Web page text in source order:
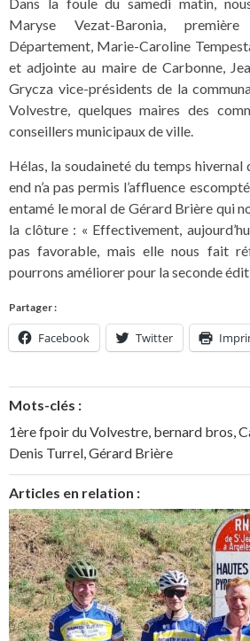
Maryse Vezat-Baronia,
Département, Marie-Caroline
et adjointe au maire de Carbonne,
Grycza vice-présidents de la
Volvestre, quelques maires des
conseillers municipaux de ville.
Hélas, la soudaineté du temps
end n’a pas permis l’affluence
entamé le moral de Gérard Brière qui
la clôture : « Effectivement,
pas favorable, mais elle nous fait
pourrons améliorer pour la seconde
Partager :
Facebook Twitter
Mots-clés :
1ère fpoir du Volvestre, bernard bros,
Denis Turrel,Gérard Brière
Articles en relation :